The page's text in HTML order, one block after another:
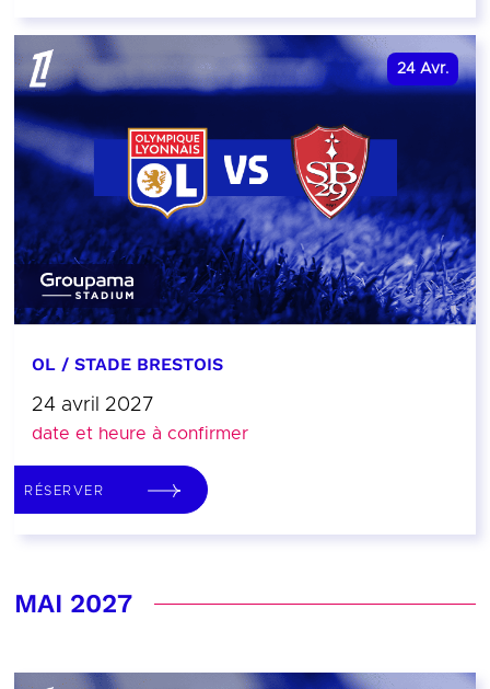
24 Avr.
OL / STADE BRESTOIS
24 avril 2027
date et heure à confirmer
RÉSERVER
MAI 2027